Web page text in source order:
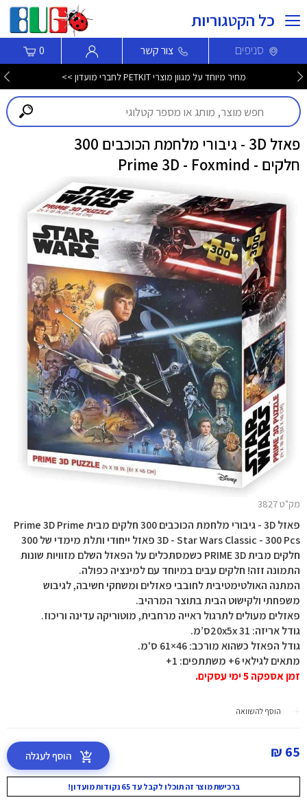
כל הקטגוריות
סניפים צור קשר 0
מחיר מיוחד על מגוון מוצרי PETKIT לחברי מועדון >>
פאזל 3D - גיבורי מלחמת הכוכבים 300
חלקים - Prime 3D - Foxmind
מק"ט 3827
פאזל 3D - גיבורי מלחמת הכוכבים 300 חלקים מבית Prime 3D Prime
3D - Star Wars Classic - 300 Pcs פאזל ייחודי ותלת מימדי של 300
חלקים מבית PRIME 3D כשמסתכלים על הפאזל השלם מזוויות שונות
התמונה זזה! חלקים עבים במיוחד עם למינציה כפולה.
המתנה האולטימטיבית לחובבי פאזלים ומשחקי חשיבה, לגיבוש
משפחתי ולקישוט הבית בתוצר המרהיב.
פאזלים מעולים לתרגול ראייה מרחבית, מוטוריקה עדינה וריכוז.
גודל אריזה: 31 20x5xס’מ.
גודל הפאזל כשהוא מורכב: 46×61 ס'מ.
מתאים לגילאי 6+ משתתפים: 1+
זמן אספקה 5 ימי עסקים.
הוסף להשוואה
65 ₪ הוסף לעגלה
ברכישת מוצר זה תוכלו לקבל עד 65 נקודות מועדון!